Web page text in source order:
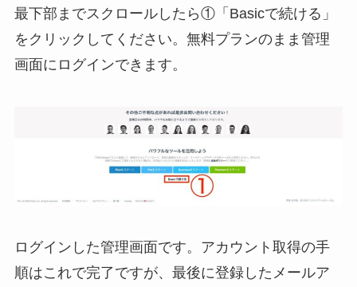
最下部までスクロールしたら①「Basicで続ける」
をクリックしてください。無料プランのまま管理
画面にログインできます。
ログインした管理画面です。アカウント取得の手
順はこれで完了ですが、最後に登録したメールア